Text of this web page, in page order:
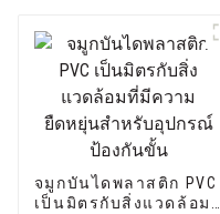
จมูกบันไดพลาสติก PVC
เป็นมิตรกับสิ่งแวดล้อมที่